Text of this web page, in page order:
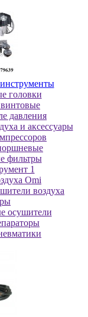
гoлoвки
давления
и аксессуары
фильтры
1
Omi
воздуха
осушители